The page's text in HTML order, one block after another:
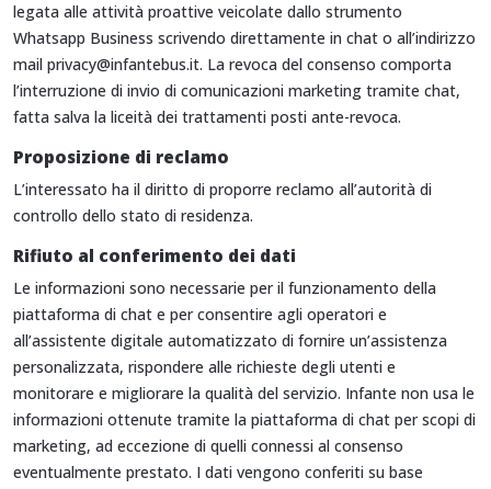
legata alle attività proattive veicolate dallo strumento
Whatsapp Business scrivendo direttamente in chat o all’indirizzo
mail privacy@infantebus.it. La revoca del consenso comporta
l’interruzione di invio di comunicazioni marketing tramite chat,
fatta salva la liceità dei trattamenti posti ante-revoca.
Proposizione di reclamo
L’interessato ha il diritto di proporre reclamo all’autorità di
controllo dello stato di residenza.
Rifiuto al conferimento dei dati
Le informazioni sono necessarie per il funzionamento della
piattaforma di chat e per consentire agli operatori e
all’assistente digitale automatizzato di fornire un’assistenza
personalizzata, rispondere alle richieste degli utenti e
monitorare e migliorare la qualità del servizio. Infante non usa le
informazioni ottenute tramite la piattaforma di chat per scopi di
marketing, ad eccezione di quelli connessi al consenso
eventualmente prestato. I dati vengono conferiti su base